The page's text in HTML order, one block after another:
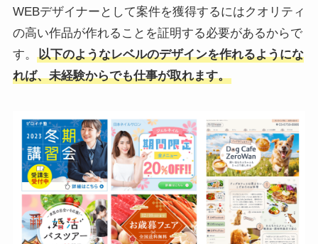
WEBデザイナーとして案件を獲得するにはクオリティ
の高い作品が作れることを証明する必要があるからで
す。
以下のようなレベルのデザインを作れるようにな
れば、未経験からでも仕事が取れます。